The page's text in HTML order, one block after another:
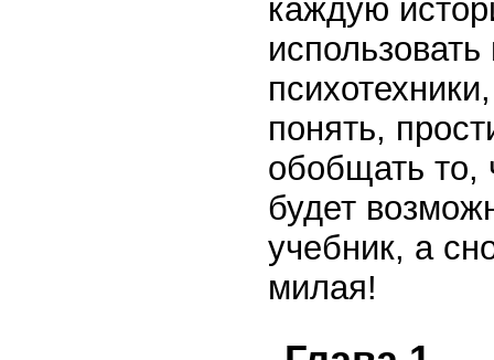
каждую
понять,
обобщать то,
будет
учебник, а
милая!